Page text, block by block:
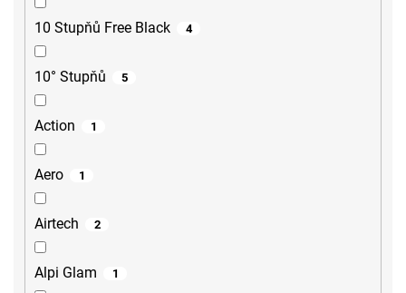
10 Stupňů Free Black 4
10° Stupňů 5
Action 1
Aero 1
Airtech 2
Alpi Glam 1